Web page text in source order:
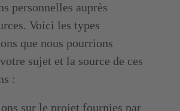
personnelles auprès
Voici les types
que nous pourrions
sujet et la source de ces
:
sur le projet fournies par